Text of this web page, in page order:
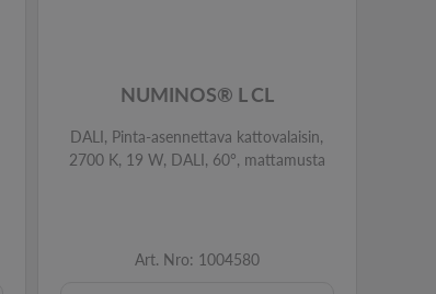
NUMINOS® L CL
DALI, Pinta-asennettava kattovalaisin,
2700 K, 19 W, DALI, 60°, mattamusta
Art. Nro: 1004580